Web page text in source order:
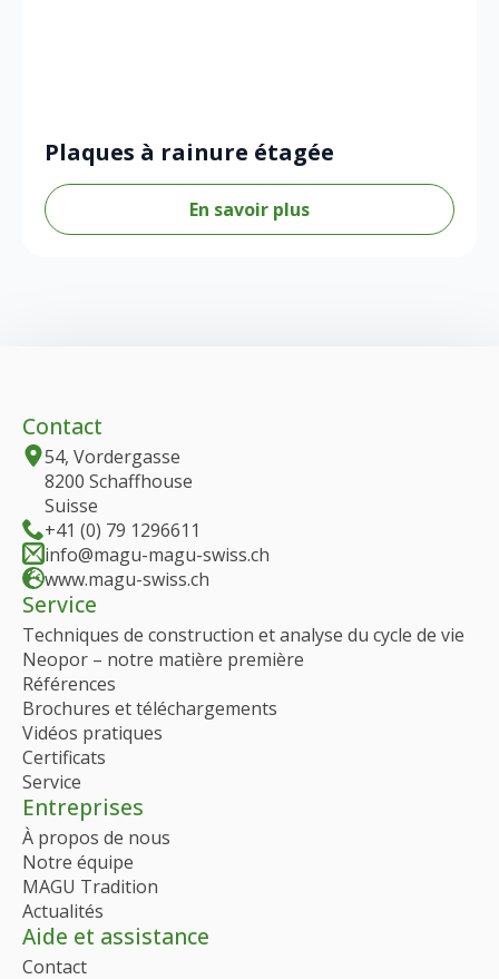
Plaques à rainure étagée
En savoir plus
Contact
54, Vordergasse
8200 Schaffhouse
Suisse
+41 (0) 79 1296611
info@magu-magu-swiss.ch
www.magu-swiss.ch
Service
Techniques de construction et analyse du cycle de vie
Neopor – notre matière première
Références
Brochures et téléchargements
Vidéos pratiques
Certificats
Service
Entreprises
À propos de nous
Notre équipe
MAGU Tradition
Actualités
Aide et assistance
Contact